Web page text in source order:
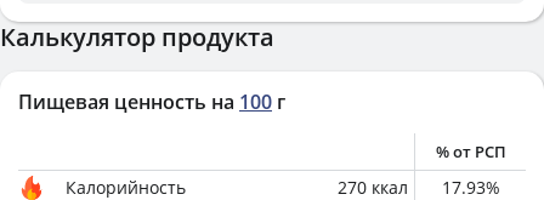
Калькулятор продукта
Пищевая ценность на 100 г
% от РСП
Калорийность 270 ккал 17.93%